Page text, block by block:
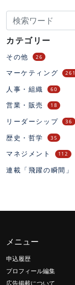
カテゴリー
その他 26
マーケティング 261
人事・組織 60
営業・販売 18
リーダーシップ 36
歴史・哲学 35
マネジメント 112
連載「飛躍の瞬間」
メニュー
申込履歴
プロフィール編集